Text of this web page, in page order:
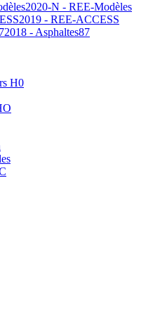
2020-N - REE-Modèles
2019 - REE-ACCESS
2018 - Asphaltes87
H0